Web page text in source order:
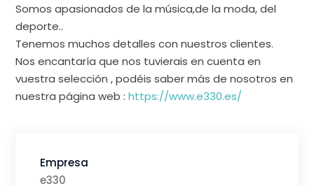
Somos apasionados de la música,de la moda, del
deporte..
Tenemos muchos detalles con nuestros clientes.
Nos encantaría que nos tuvierais en cuenta en
vuestra selección , podéis saber más de nosotros en
nuestra página web :https://www.e330.es/
Empresa
e330